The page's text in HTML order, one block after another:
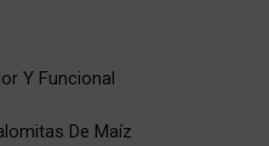
Y Funcional
De Maíz